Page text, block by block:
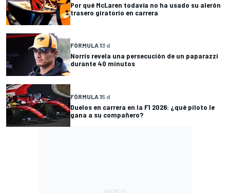
Por qué McLaren todavía no ha usado su alerón
trasero giratorio en carrera
FÓRMULA 13 d
Norris revela una persecución de un paparazzi
durante 40 minutos
FÓRMULA 15 d
Duelos en carrera en la F1 2026: ¿qué piloto le
gana a su compañero?